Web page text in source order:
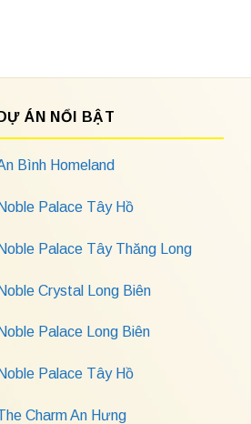
DỰ ÁN NỔI BẬT
Bình Homeland
Noble Palace Tây Hồ
Noble Palace Tây Thăng Long
Noble Crystal Long Biên
Noble Palace Long Biên
Noble Palace Tây Hồ
Charm An Hưng